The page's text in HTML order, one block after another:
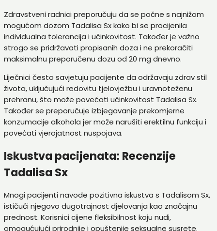
Zdravstveni radnici preporučuju da se počne s najnižom
mogućom dozom Tadalisa Sx kako bi se procijenila
individualna tolerancija i učinkovitost. Također je važno
strogo se pridržavati propisanih doza i ne prekoračiti
maksimalnu preporučenu dozu od 20 mg dnevno.
Liječnici često savjetuju pacijente da održavaju zdrav stil
života, uključujući redovitu tjelovježbu i uravnoteženu
prehranu, što može povećati učinkovitost Tadalisa Sx.
Također se preporučuje izbjegavanje prekomjerne
konzumacije alkohola jer može narušiti erektilnu funkciju i
povećati vjerojatnost nuspojava.
Iskustva pacijenata: Recenzije
Tadalisa Sx
Mnogi pacijenti navode pozitivna iskustva s Tadalisom Sx,
ističući njegovo dugotrajnost djelovanja kao značajnu
prednost. Korisnici cijene fleksibilnost koju nudi,
omogućujući prirodnije i opuštenije seksualne susrete.